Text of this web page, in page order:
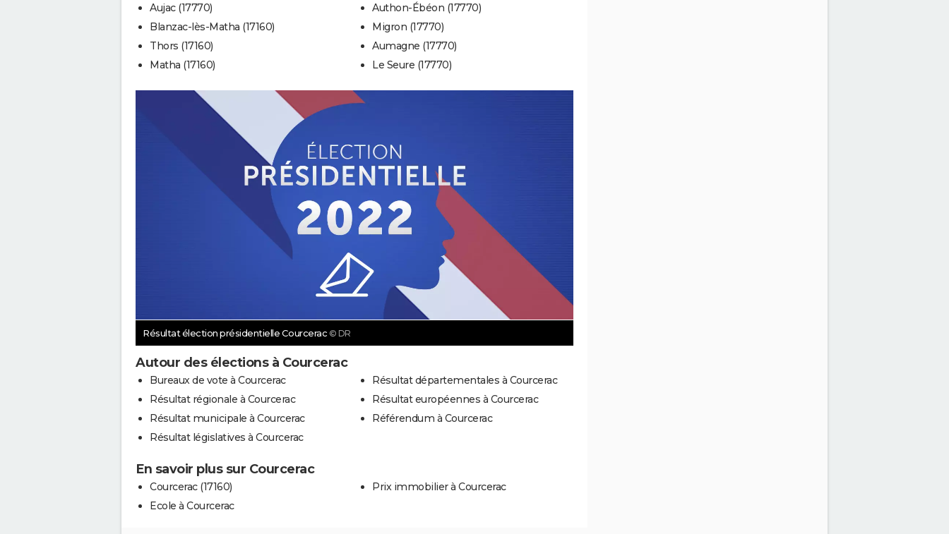
Aujac (17770)
Blanzac-lès-Matha (17160)
Thors (17160)
Matha (17160)
Authon-Ébéon (17770)
Migron (17770)
Aumagne (17770)
Le Seure (17770)
Résultat élection présidentielle Courcerac © DR
Autour des élections à Courcerac
Bureaux de vote à Courcerac
Résultat régionale à Courcerac
Résultat municipale à Courcerac
Résultat législatives à Courcerac
Résultat départementales à Courcerac
Résultat européennes à Courcerac
Référendum à Courcerac
En savoir plus sur Courcerac
Courcerac (17160)
Ecole à Courcerac
Prix immobilier à Courcerac